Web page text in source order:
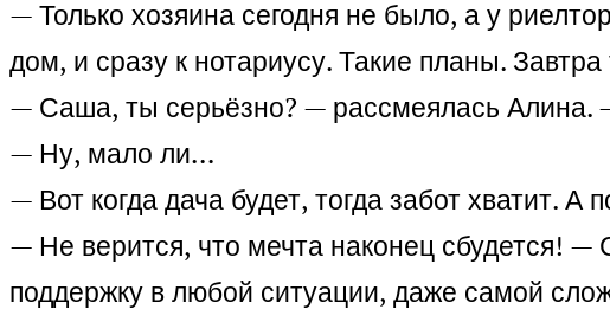
— Только хозяина сегодня не было, а у
дом, и сразу к нотариусу. Такие планы.
— Саша, ты серьёзно? — рассмеялась Алина.
— Ну, мало ли…
— Вот когда дача будет, тогда забот хватит. А
— Не верится, что мечта наконец сбудется! —
поддержку в любой ситуации, даже самой